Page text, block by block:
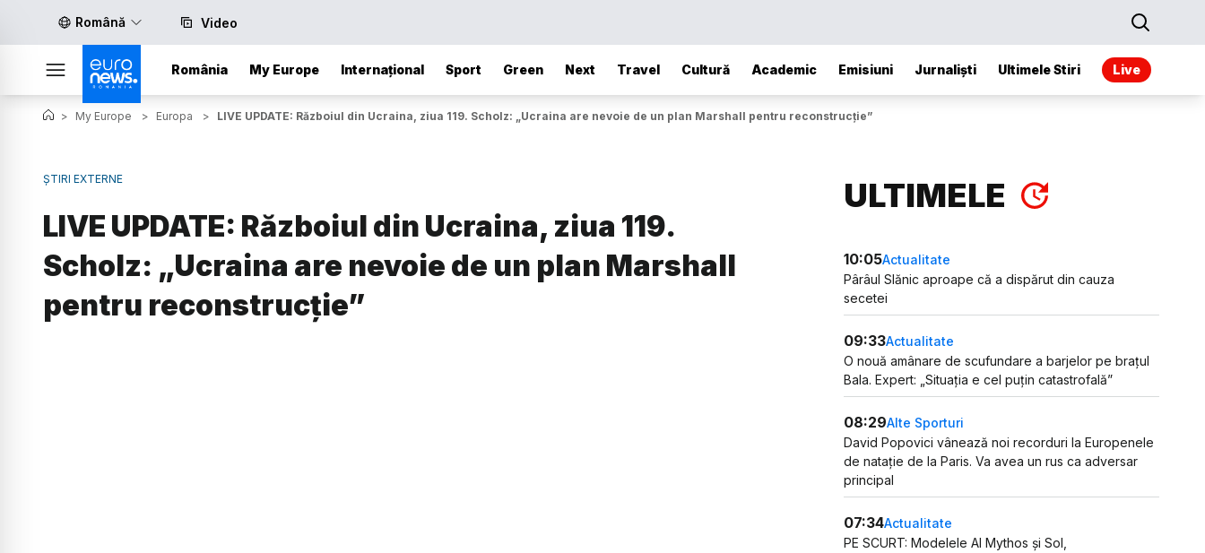
Română Video
România My Europe Internațional Sport Green Next Travel Cultură Academic Emisiuni Jurnaliști Ultimele Stiri Live
> My Europe > Europa > LIVE UPDATE: Războiul din Ucraina, ziua 119. Scholz: „Ucraina are nevoie de un plan Marshall pentru reconstrucţie”
ȘTIRI EXTERNE
LIVE UPDATE: Războiul din Ucraina, ziua 119.
Scholz: „Ucraina are nevoie de un plan Marshall
pentru reconstrucţie”
ULTIMELE
10:05Actualitate
Pârâul Slănic aproape că a dispărut din cauza
secetei
09:33Actualitate
O nouă amânare de scufundare a barjelor pe brațul
Bala. Expert: „Situația e cel puțin catastrofală”
08:29Alte Sporturi
David Popovici vânează noi recorduri la Europenele
de natație de la Paris. Va avea un rus ca adversar
principal
07:34Actualitate
PE SCURT: Modelele AI Mythos și Sol,